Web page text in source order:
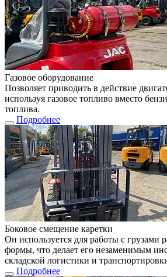
Газовое оборудование
Позволяет приводить в действие
используя газовое топливо вместо
топлива.
Подробнее
Боковое смещение каретки
Он используется для работы с
формы, что делает его незаменимым
складской логистики и
Подробнее